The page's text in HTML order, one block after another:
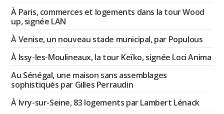
À Paris, commerces et logements dans la tour Wood
up, signée LAN
À Venise, un nouveau stade municipal, par Populous
À Issy-les-Moulineaux, la tour Keïko, signée Loci Anima
Au Sénégal, une maison sans assemblages
sophistiqués par Gilles Perraudin
À Ivry-sur-Seine, 83 logements par Lambert Lénack